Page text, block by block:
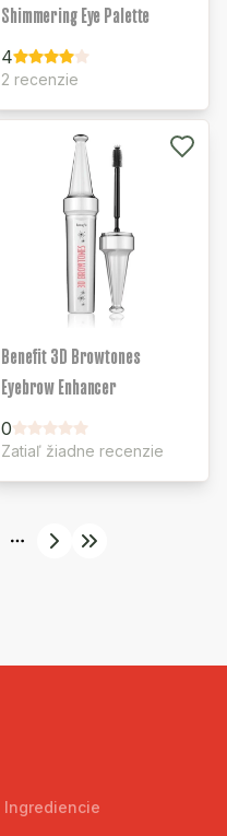
Shimmering Eye Palette
4
2 recenzie
Benefit 3D Browtones
Eyebrow Enhancer
0
Zatiaľ žiadne recenzie
More pages
Ingrediencie